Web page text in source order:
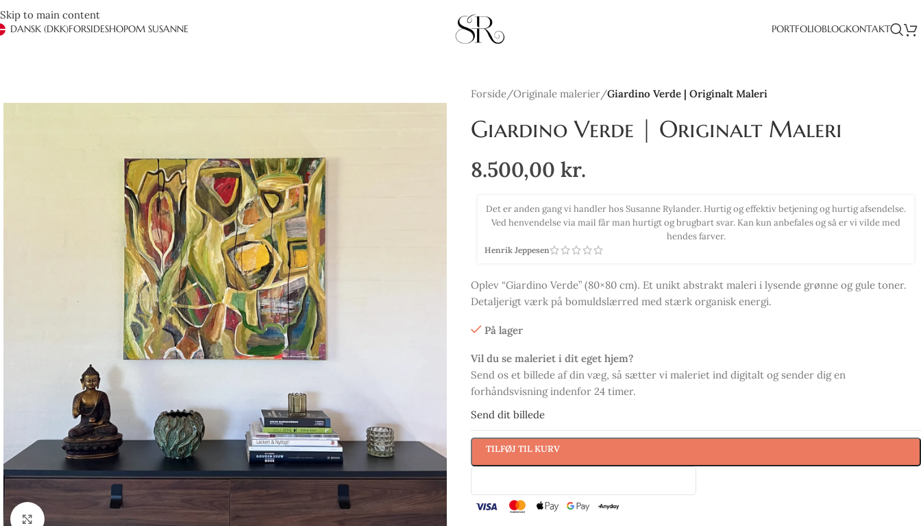
Skip to main content
DANSK (DKK)FORSIDESHOPOM SUSANNE PORTFOLIOBLOGKONTAKT
Click to enlarge
Forside/Originale malerier/Giardino Verde | Originalt Maleri
Giardino Verde | Originalt Maleri
8.500,00 kr.
Det er anden gang vi handler hos Susanne Rylander. Hurtig og effektiv betjening og hurtig afsendelse.
Ved henvendelse via mail får man hurtigt og brugbart svar. Kan kun anbefales og så er vi vilde med
hendes farver.
Henrik Jeppesen
Købte 2 smukke print med virkelig smukke farver. Har haft det svært med at indrette min
efter de 2 billeder kom op, skal jeg love for jeg blev inspireret til ny stil. Kan anbefale alle
smukke billeder herfra.
Tina Selsmark
Oplev “Giardino Verde” (80×80 cm). Et unikt abstrakt maleri i lysende grønne og gule toner.
Detaljerigt værk på bomuldslærred med stærk organisk energi.
På lager
Vil du se maleriet i dit eget hjem?
Send os et billede af din væg, så sætter vi maleriet ind digitalt og sender dig en
forhåndsvisning indenfor 24 timer.
Send dit billede
TILFØJ TIL KURV